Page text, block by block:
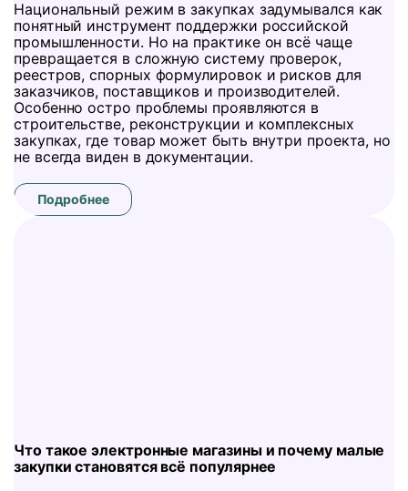
Национальный режим в закупках задумывался как
понятный инструмент поддержки российской
промышленности. Но на практике он всё чаще
превращается в сложную систему проверок,
реестров, спорных формулировок и рисков для
заказчиков, поставщиков и производителей.
Особенно остро проблемы проявляются в
строительстве, реконструкции и комплексных
закупках, где товар может быть внутри проекта, но
не всегда виден в документации.
Подробнее
Что такое электронные магазины и почему малые
закупки становятся всё популярнее